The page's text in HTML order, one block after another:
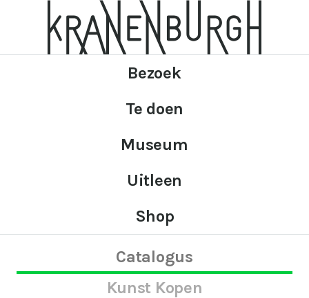
Bezoek
Te doen
Museum
Uitleen
Shop
Catalogus
Kunst Kopen